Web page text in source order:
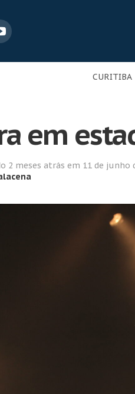
CURITIBA
em
2 meses atrás em 11 de junho